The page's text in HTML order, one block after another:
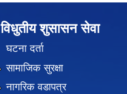
विधुतीय शुसासन सेवा
घटना दर्ता
सामाजिक सुरक्षा
नागरिक वडापत्र